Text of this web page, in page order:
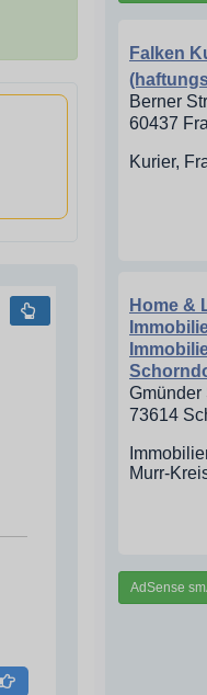
Falken
Berner
60437
Kurier,
Home &
Gmünder
73614
Murr-
AdSense